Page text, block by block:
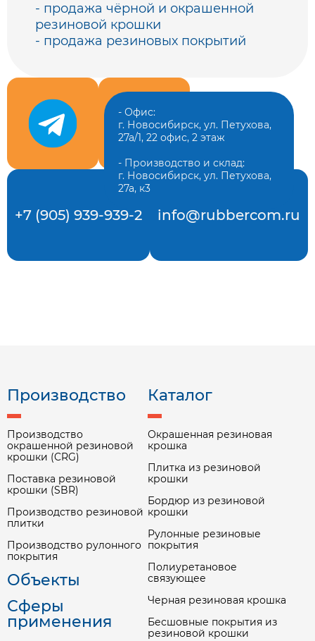
- продажа чёрной и окрашенной
резиновой крошки
- продажа резиновых покрытий
- Офис:
г. Новосибирск, ул. Петухова,
27а/1, 22 офис, 2 этаж
- Производство и склад:
г. Новосибирск, ул. Петухова,
27а, к3
+7 (905) 939-939-2 info@rubbercom.ru
Производство
Производство
окрашенной резиновой
крошки (CRG)
Поставка резиновой
крошки (SBR)
Производство резиновой
плитки
Производство рулонного
покрытия
Объекты
Сферы
применения
Каталог
Окрашенная резиновая
крошка
Плитка из резиновой
крошки
Бордюр из резиновой
крошки
Рулонные резиновые
покрытия
Полиуретановое
связующее
Черная резиновая крошка
Бесшовные покрытия из
резиновой крошки